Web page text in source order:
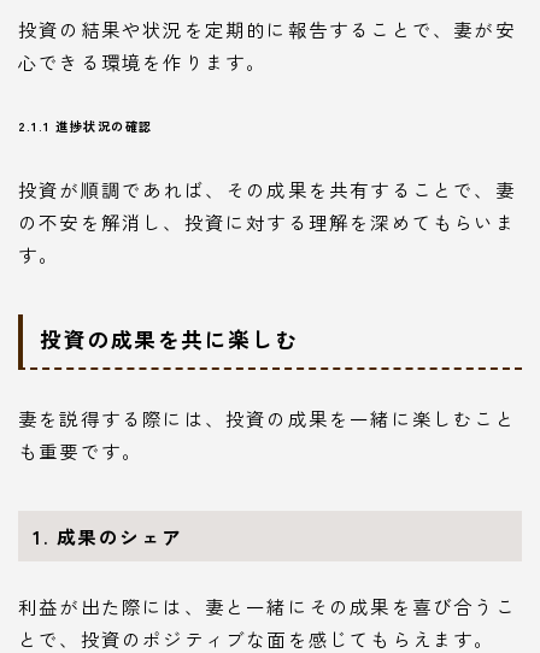
投資の結果や状況を定期的に報告することで、妻が安
心できる環境を作ります。
2.1.1 進捗状況の確認
投資が順調であれば、その成果を共有することで、妻
の不安を解消し、投資に対する理解を深めてもらいま
す。
投資の成果を共に楽しむ
妻を説得する際には、投資の成果を一緒に楽しむこと
も重要です。
1. 成果のシェア
利益が出た際には、妻と一緒にその成果を喜び合うこ
とで、投資のポジティブな面を感じてもらえます。